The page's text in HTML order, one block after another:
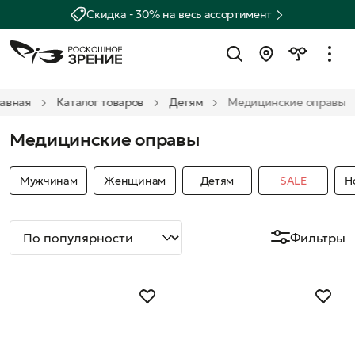
Скидка - 30% на весь ассортимент
Каталог товаров Детям Медицинские оправы
Медицинские оправы
Мужчинам Женщинам Детям SALE
Фильтры